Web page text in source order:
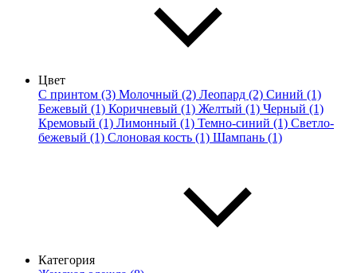
Цвет
С принтом (3) Молочный (2) Леопард (2) Синий (1)
Бежевый (1) Коричневый (1) Желтый (1) Черный (1)
Кремовый (1) Лимонный (1) Темно-синий (1) Светло-
бежевый (1) Слоновая кость (1) Шампань (1)
Категория